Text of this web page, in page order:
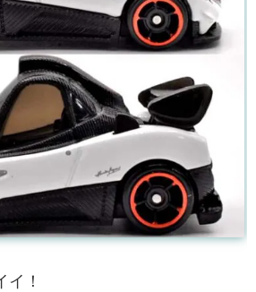
イ！